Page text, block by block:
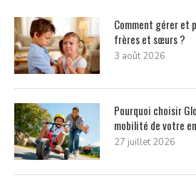
Comment gérer et
frères et sœurs ?
3 août 2026
Pourquoi choisir
mobilité de votre
27 juillet 2026